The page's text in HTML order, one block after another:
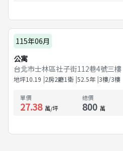
115年06月
公寓
台北市士林區社子街112巷4號三樓
地坪10.19 2房2廳1衛 52.5年 3樓/3樓
單價
27.38 萬/坪
總價
800 萬